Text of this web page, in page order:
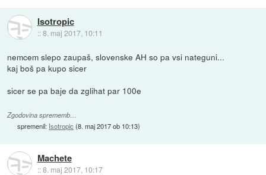
Isotropic
::8. maj 2017, 10:11
nemcem slepo zaupaš, slovenske AH so pa vsi nateguni...
kaj boš pa kupo sicer
sicer se pa baje da zglihat par 100e
Zgodovina sprememb…
spremenil: Isotropic (8. maj 2017 ob 10:13)
Machete
::8. maj 2017, 10:17